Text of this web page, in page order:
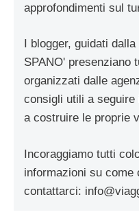
approfondimenti sul
I blogger, guidati
SPANO' presenziano
organizzati dalle
consigli utili a seguire
a costruire le proprie
Incoraggiamo tutti
informazioni su
contattarci: